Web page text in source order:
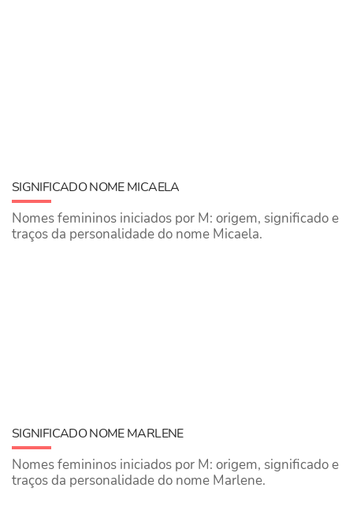
SIGNIFICADO NOME MICAELA
Nomes femininos iniciados por M: origem, significado e
traços da personalidade do nome Micaela.
SIGNIFICADO NOME MARLENE
Nomes femininos iniciados por M: origem, significado e
traços da personalidade do nome Marlene.